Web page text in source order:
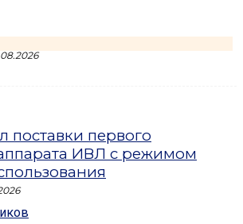
поставки первого
ИВЛ с режимом